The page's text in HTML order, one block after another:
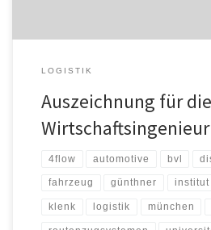
LOGISTIK
Auszeichnung für die
4flow automotive bvl
fahrzeug günthner institut
klenk logistik münchen